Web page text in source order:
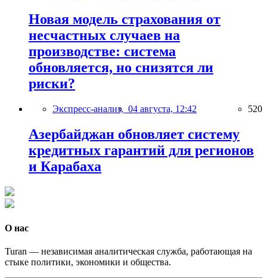
Новая модель страхования от
несчастных случаев на
производстве: система
обновляется, но снизятся ли
риски?
Экспресс-анализ, 04 августа, 12:42 520
Азербайджан обновляет систему
кредитных гарантий для регионов
и Карабаха
О нас
Turan — независимая аналитическая служба, работающая на
стыке политики, экономики и общества.